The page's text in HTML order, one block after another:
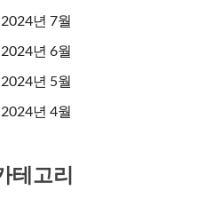
2024년 7월
2024년 6월
2024년 5월
2024년 4월
테고리